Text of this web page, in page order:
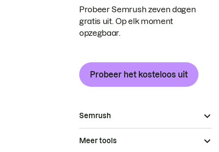
Probeer Semrush zeven dagen
gratis uit. Op elk moment
opzegbaar.
Probeer het kosteloos uit
Semrush
Meer tools